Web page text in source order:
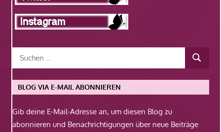
BLOG VIA E-MAIL ABONNIEREN
Gib deine E-Mail-Adresse an, um diesen Blog zu
abonnieren und Benachrichtigungen über neue Beiträge